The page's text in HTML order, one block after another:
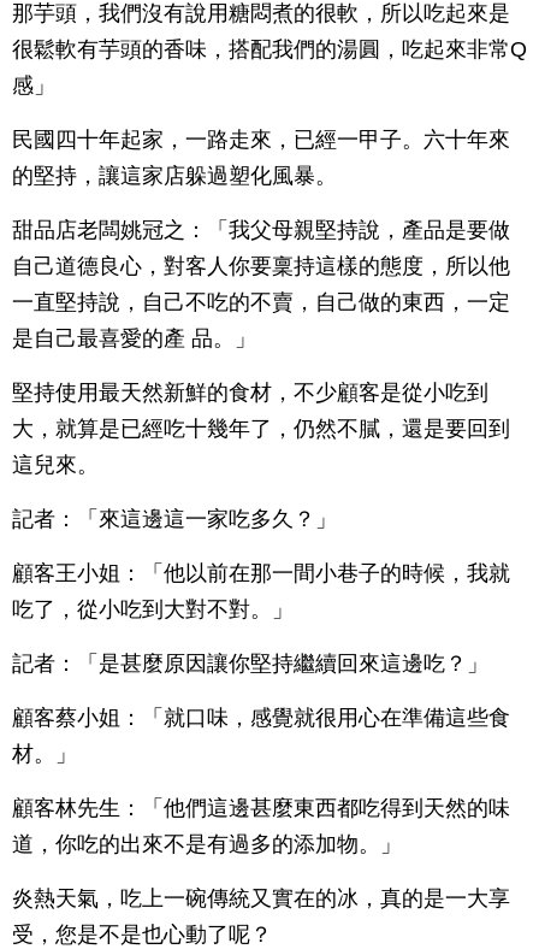
那芋頭，我們沒有說用糖悶煮的很軟，所以吃起來是
很鬆軟有芋頭的香味，搭配我們的湯圓，吃起來非常Q
感」
民國四十年起家，一路走來，已經一甲子。六十年來
的堅持，讓這家店躲過塑化風暴。
甜品店老闆姚冠之：「我父母親堅持說，產品是要做
自己道德良心，對客人你要稟持這樣的態度，所以他
一直堅持說，自己不吃的不賣，自己做的東西，一定
是自己最喜愛的產 品。」
堅持使用最天然新鮮的食材，不少顧客是從小吃到
大，就算是已經吃十幾年了，仍然不膩，還是要回到
這兒來。
記者：「來這邊這一家吃多久？」
顧客王小姐：「他以前在那一間小巷子的時候，我就
吃了，從小吃到大對不對。」
記者：「是甚麼原因讓你堅持繼續回來這邊吃？」
顧客蔡小姐：「就口味，感覺就很用心在準備這些食
材。」
顧客林先生：「他們這邊甚麼東西都吃得到天然的味
道，你吃的出來不是有過多的添加物。」
炎熱天氣，吃上一碗傳統又實在的冰，真的是一大享
受，您是不是也心動了呢？